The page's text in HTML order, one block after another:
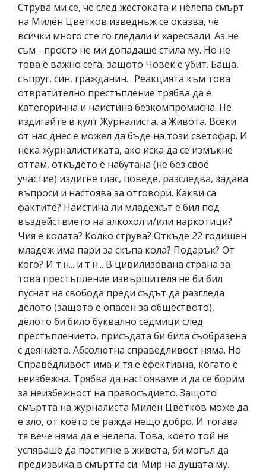
Струва ми се, че след жестоката и нелепа смърт
на Милен Цветков изведнъж се оказва, че
всички много сте го гледали и харесвали. Аз не
съм - просто не ми допадаше стила му. Но не
това е важно сега, защото Човек е убит. Баща,
съпруг, син, гражданин... Реакцията към това
отвратително престъпление трябва да е
категорична и наистина безкомпромисна. Не
издигайте в култ Журналиста, а Живота. Всеки
от нас днес е можел да бъде на този светофар. И
нека журналистиката, ако иска да се измъкне
оттам, откъдето е набутана (не без свое
участие) издигне глас, поведе, разследва, задава
въпроси и настоява за отговори. Какви са
фактите? Наистина ли младежът е бил под
въздействието на алкохол и/или наркотици?
Чия е колата? Колко струва? Откъде 22 годишен
младеж има пари за скъпа кола? Подарък? От
кого? И т.н... и т.н... В цивилизована страна за
това престъпление извършителя не би бил
пуснат на свобода преди съдът да разгледа
делото (защото е опасен за обществото),
делото би било буквално седмици след
престъплението, присъдата би била съобразена
с деянието. Абсолютна справедливост няма. Но
Справедливост има и тя е ефективна, когато е
неизбежна. Трябва да настояваме и да се борим
за неизбежност на правосъдието. Защото
смъртта на журналиста Милен Цветков може да
е зло, от което се ражда нещо добро. И тогава
тя вече няма да е нелепа. Това, което той не
успяваше да постигне в живота, би могъл да
предизвика в смъртта си. Мир на душата му.